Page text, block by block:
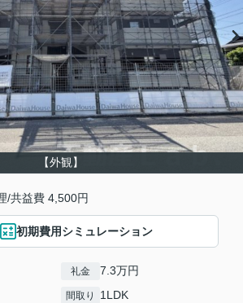
【外観】
共益費 4,500円
初期費用シミュレーション
礼金 7.3万円
間取り 1LDK